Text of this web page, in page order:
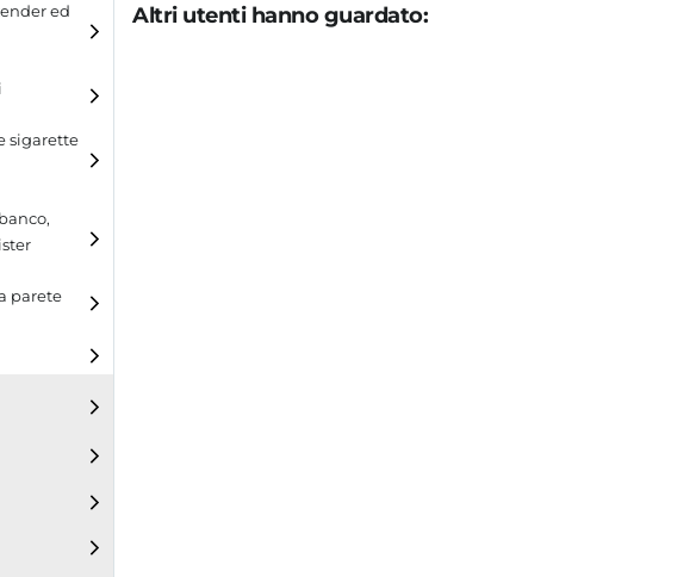
ed
sigarette
da
parete
Altri utenti hanno guardato: